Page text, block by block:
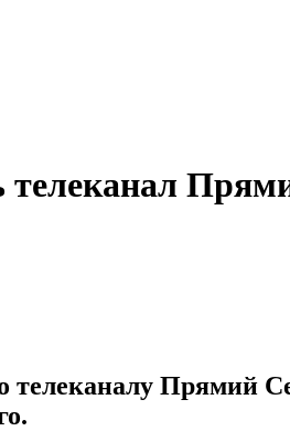
телеканал
телеканалу Прямий